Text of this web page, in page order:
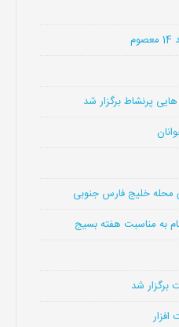
پرنشاط برگزار شد
محله خلیج فارس جنوبی
به مناسبت هفته بسیج
برگزار شد